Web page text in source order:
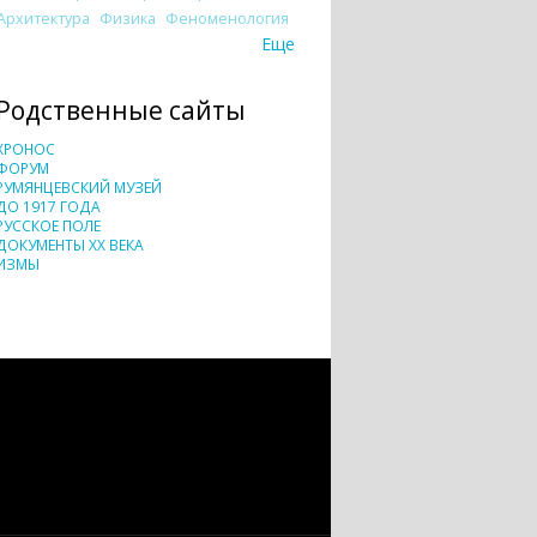
Физика Феноменология
Еще
сайты
МУЗЕЙ
1917 ГОДА
ПОЛЕ
XX ВЕКА